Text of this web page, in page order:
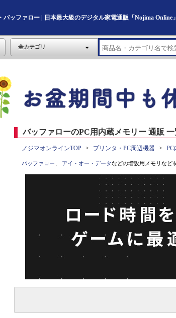
バッファロー | 日本最大級のデジタル家電通販「Nojima Online」
全カテゴリ
バッファローのPC用内蔵メモリー 通販 一
ノジマオンラインTOP プリンタ・PC周辺機器 PC
バッファロー アイ・オー・データなどの増設用メモリなど